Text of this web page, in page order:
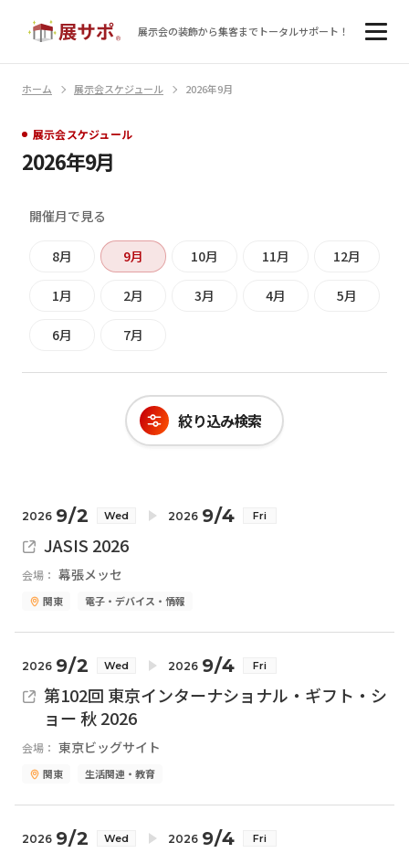
展示会の装飾から集客まで トータルサポート！
ホーム 展示会スケジュール 2026年9月
展示会スケジュール
2026年9月
開催月で見る
8月 9月 10月 11月 12月
1月 2月 3月 4月 5月
6月 7月
絞り込み検索
2026 9/2 Wed 2026 9/4 Fri
JASIS 2026
会場： 幕張メッセ
関東 電子・デバイス・情報
2026 9/2 Wed 2026 9/4 Fri
第102回 東京インターナショナル・ギフト・シ
ョー 秋 2026
会場： 東京ビッグサイト
関東 生活関連・教育
2026 9/2 Wed 2026 9/4 Fri